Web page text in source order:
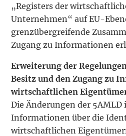
„Registers der
Unternehmen“ auf EU-
grenzübergreifende
Zugang zu Informationen
Erweiterung der
Besitz und den Zugang zu
wirtschaftlichen
Die Änderungen der 5AMLD
Informationen über die
wirtschaftlichen